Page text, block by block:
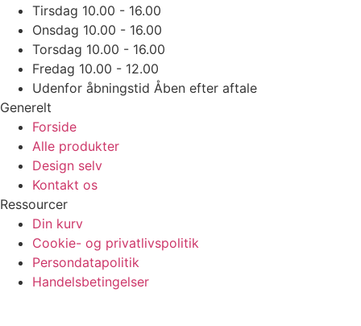
Tirsdag 10.00 - 16.00
Onsdag 10.00 - 16.00
Torsdag 10.00 - 16.00
Fredag 10.00 - 12.00
Udenfor åbningstid Åben efter aftale
Generelt
Forside
Alle produkter
Design selv
Kontakt os
Ressourcer
Din kurv
Cookie- og privatlivspolitik
Persondatapolitik
Handelsbetingelser